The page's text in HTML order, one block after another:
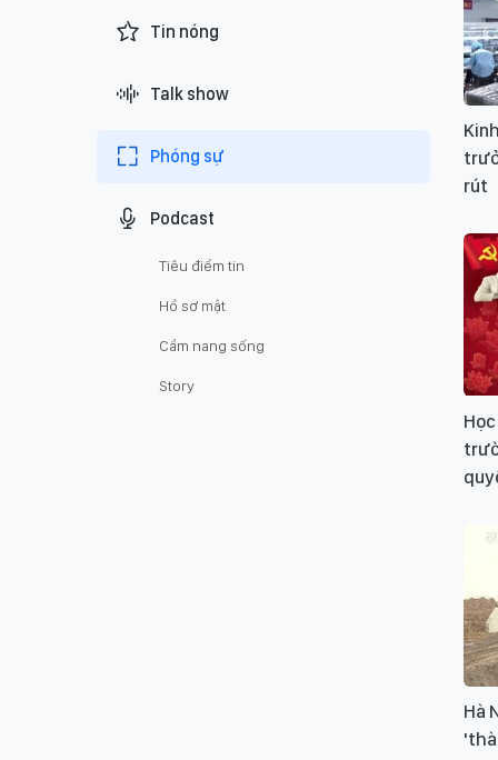
Tin nóng
Talk show
Phóng sự
Podcast
Tiêu điểm tin
Hồ sơ mật
Cẩm nang sống
Story
rút
Hà